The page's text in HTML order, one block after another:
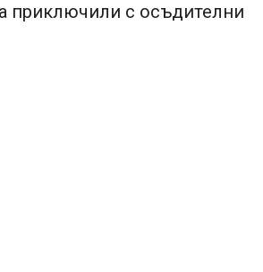
приключили с осъдителни